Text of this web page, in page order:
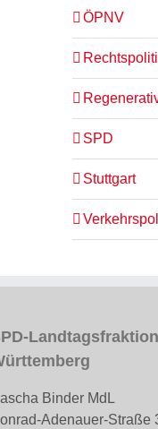
ÖPNV
SPD
Stuttgart
Binder MdL
Adenauer-Straße